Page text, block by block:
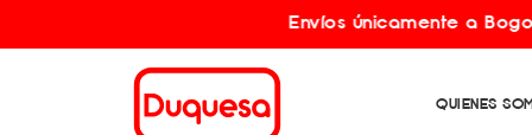
Envíos únicamente a Bogotá y
QUIENES